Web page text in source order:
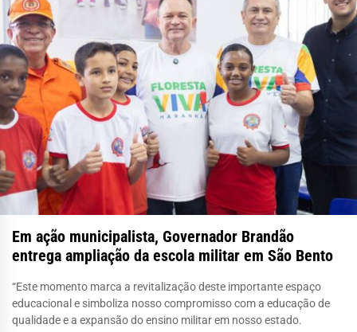
Em ação municipalista, Governador Brandão
entrega ampliação da escola militar em São Bento
“Este momento marca a revitalização deste importante espaço
educacional e simboliza nosso compromisso com a educação de
qualidade e a expansão do ensino militar em nosso estado.